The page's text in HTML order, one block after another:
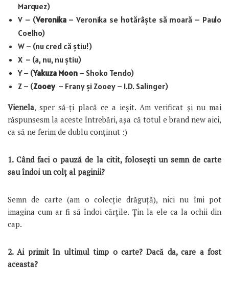
Marquez)
V – (Veronika– Veronika se hotărâște să moară – Paulo
Coelho)
W – (nu cred că știu!)
X – (a, nu, nu știu)
Y – (Yakuza Moon – Shoko Tendo)
Z – (Zooey– Frany și Zooey – I.D. Salinger)
Vienela, sper să-ți placă ce a ieșit. Am verificat și nu mai
răspunsesm la aceste întrebări, așa că totul e brand new aici,
ca să ne ferim de dublu conținut :)
1. Când faci o pauză de la citit, foloseşti un semn de carte
sau îndoi un colţ al paginii?
Semn de carte (am o colecție drăguță), nici nu îmi pot
imagina cum ar fi să îndoi cărțile. Țin la ele ca la ochii din
cap.
2. Ai primit în ultimul timp o carte? Dacă da, care a fost
aceasta?